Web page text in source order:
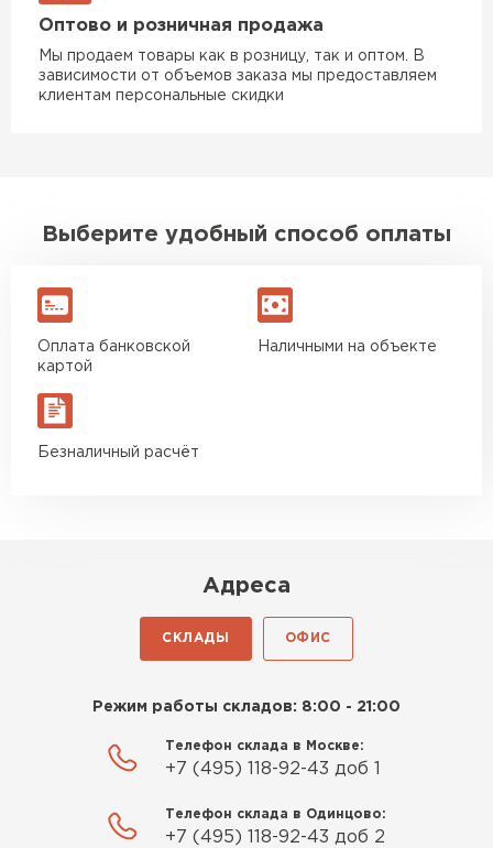
Оптово и розничная продажа
Мы продаем товары как в розницу, так и оптом. В
зависимости от объемов заказа мы предоставляем
клиентам персональные скидки
Выберите удобный способ оплаты
Оплата банковской
картой
Наличными на объекте
Безналичный расчёт
Адреса
СКЛАДЫ ОФИС
Режим работы складов: 8:00 - 21:00
Телефон склада в Москве:
+7 (495) 118-92-43 доб 1
Телефон склада в Одинцово:
+7 (495) 118-92-43 доб 2